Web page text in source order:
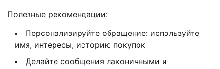
Полезные рекомендации:
Персонализируйте обращение: используйте
имя, интересы, историю покупок
Делайте сообщения лаконичными и